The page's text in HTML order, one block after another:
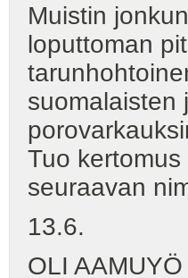
Muistin
loputtoman
suomalaisten
Tuo
seuraavan
13.6.
OLI